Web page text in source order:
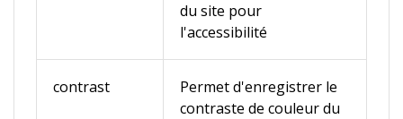
du site pour
l'accessibilité
contrast
Permet d'enregistrer le
contraste de couleur du